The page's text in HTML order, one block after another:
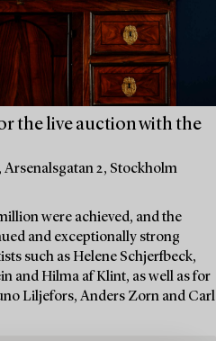
the live auction with the
Arsenalsgatan 2, Stockholm
were achieved, and the
and exceptionally strong
such as Helene Schjerfbeck,
and Hilma af Klint, as well as for
Liljefors, Anders Zorn and Carl